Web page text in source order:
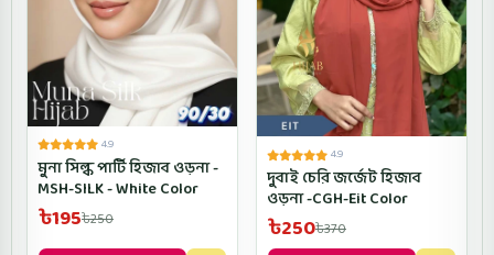
4.9
মুনা সিল্ক পার্টি হিজাব ওড়না -
MSH-SILK - White Color
৳195৳250
4.9
দুবাই চেরি জর্জেট হিজাব
ওড়না -CGH-Eit Color
৳250৳370